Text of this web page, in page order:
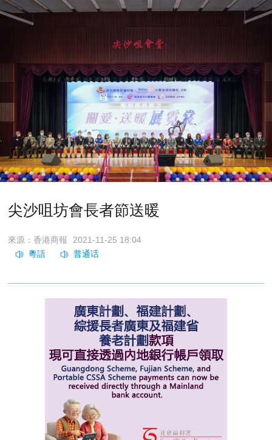
尖沙咀坊會長者節送暖
來源：香港商報 2021-11-25 18:04